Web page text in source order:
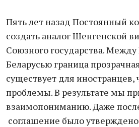
Пять лет назад Постоянный
создать аналог Шенгенской
Союзного государства. Между
Беларусью граница
существует для
проблемы. В результате мы
взаимопониманию. Даже
соглашение было